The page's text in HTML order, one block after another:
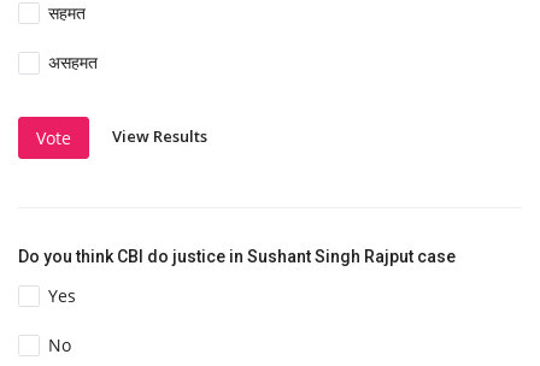
सहमत
असहमत
Vote View Results
Do you think CBI do justice in Sushant Singh Rajput case
Yes
No